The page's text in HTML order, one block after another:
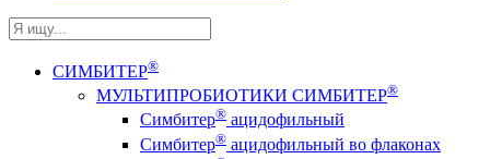
СИМБИТЕР®
МУЛЬТИПРОБИОТИКИ СИМБИТЕР®
Симбитер® ацидофильный
Симбитер® ацидофильный во флаконах